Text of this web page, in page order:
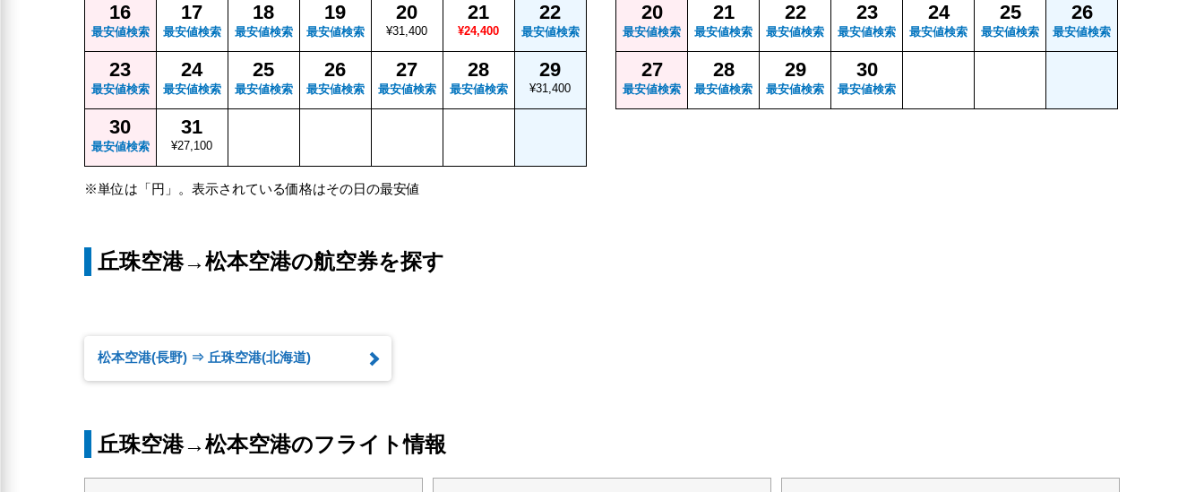
16
最安値検索
17
最安値検索
18
最安値検索
19
最安値検索
20
¥31,400
21
¥24,400
22
最安値検索
23
最安値検索
24
最安値検索
25
最安値検索
26
最安値検索
27
最安値検索
28
最安値検索
29
¥31,400
30
最安値検索
31
¥27,100
20
最安値検索
21
最安値検索
22
最安値検索
23
最安値検索
24
最安値検索
25
最安値検索
26
最安値検索
27
最安値検索
28
最安値検索
29
最安値検索
30
最安値検索
※単位は「円」。表示されている価格はその日の最安値
丘珠空港→松本空港の航空券を探す
松本空港(長野) ⇒ 丘珠空港(北海道)
丘珠空港→松本空港のフライト情報